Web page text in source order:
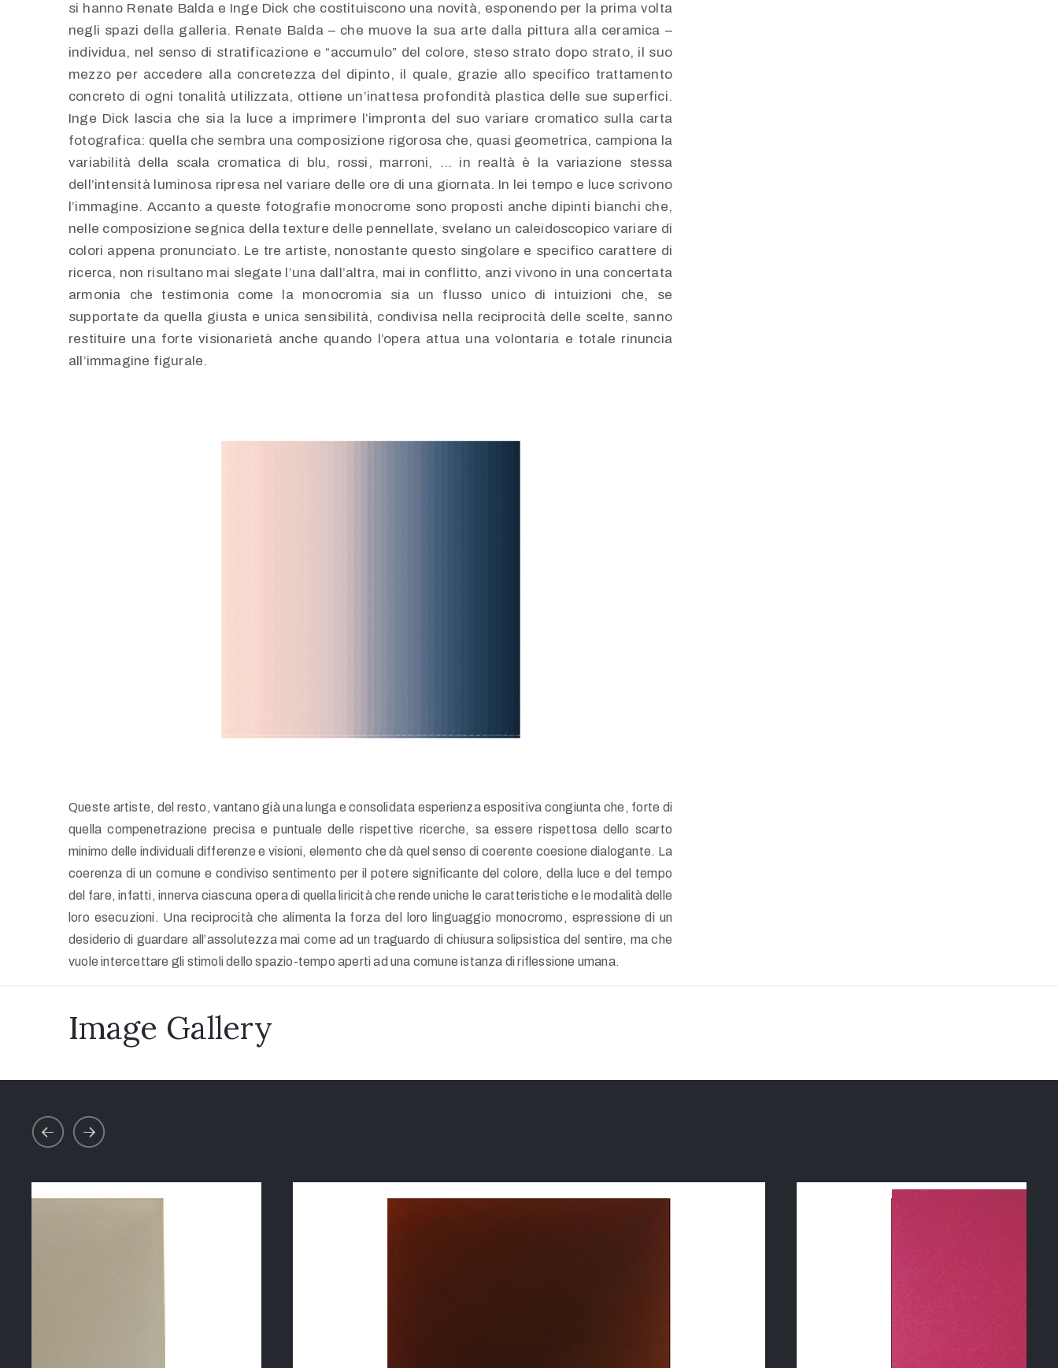
si hanno Renate Balda e Inge Dick che costituiscono una novità, esponendo per la prima volta
negli spazi della galleria. Renate Balda – che muove la sua arte dalla pittura alla ceramica –
individua, nel senso di stratificazione e “accumulo” del colore, steso strato dopo strato, il suo
mezzo per accedere alla concretezza del dipinto, il quale, grazie allo specifico trattamento
concreto di ogni tonalità utilizzata, ottiene un’inattesa profondità plastica delle sue superfici.
Inge Dick lascia che sia la luce a imprimere l’impronta del suo variare cromatico sulla carta
fotografica: quella che sembra una composizione rigorosa che, quasi geometrica, campiona la
variabilità della scala cromatica di blu, rossi, marroni, … in realtà è la variazione stessa
dell’intensità luminosa ripresa nel variare delle ore di una giornata. In lei tempo e luce scrivono
l’immagine. Accanto a queste fotografie monocrome sono proposti anche dipinti bianchi che,
nelle composizione segnica della texture delle pennellate, svelano un caleidoscopico variare di
colori appena pronunciato. Le tre artiste, nonostante questo singolare e specifico carattere di
ricerca, non risultano mai slegate l’una dall’altra, mai in conflitto, anzi vivono in una concertata
armonia che testimonia come la monocromia sia un flusso unico di intuizioni che, se
supportate da quella giusta e unica sensibilità, condivisa nella reciprocità delle scelte, sanno
restituire una forte visionarietà anche quando l’opera attua una volontaria e totale rinuncia
all’immagine figurale.
Queste artiste, del resto, vantano già una lunga e consolidata esperienza espositiva congiunta che, forte di
quella compenetrazione precisa e puntuale delle rispettive ricerche, sa essere rispettosa dello scarto
minimo delle individuali differenze e visioni, elemento che dà quel senso di coerente coesione dialogante. La
coerenza di un comune e condiviso sentimento per il potere significante del colore, della luce e del tempo
del fare, infatti, innerva ciascuna opera di quella liricità che rende uniche le caratteristiche e le modalità delle
loro esecuzioni. Una reciprocità che alimenta la forza del loro linguaggio monocromo, espressione di un
desiderio di guardare all’assolutezza mai come ad un traguardo di chiusura solipsistica del sentire, ma che
vuole intercettare gli stimoli dello spazio-tempo aperti ad una comune istanza di riflessione umana.
Image Gallery